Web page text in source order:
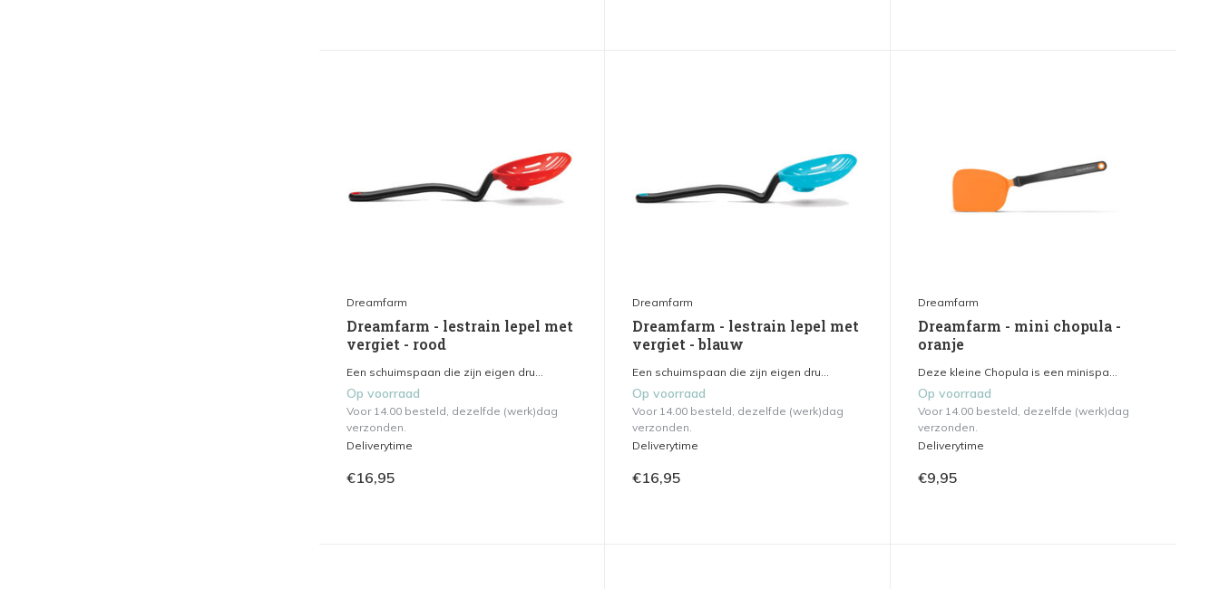
Dreamfarm
Dreamfarm - lestrain lepel met
vergiet - rood
Een schuimspaan die zijn eigen dru...
Op voorraad
Voor 14.00 besteld, dezelfde (werk)dag
verzonden.
Deliverytime
€16,95
Dreamfarm
Dreamfarm - lestrain lepel met
vergiet - blauw
Een schuimspaan die zijn eigen dru...
Op voorraad
Voor 14.00 besteld, dezelfde (werk)dag
verzonden.
Deliverytime
€16,95
Dreamfarm
Dreamfarm - mini chopula -
oranje
Deze kleine Chopula is een minispa...
Op voorraad
Voor 14.00 besteld, dezelfde (werk)dag
verzonden.
Deliverytime
€9,95